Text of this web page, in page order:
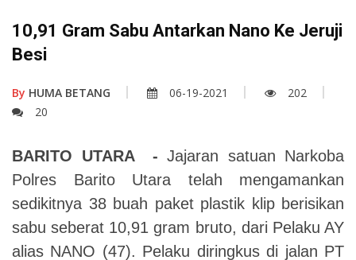
10,91 Gram Sabu Antarkan Nano Ke Jeruji
Besi
By HUMA BETANG 06-19-2021
202
20
BARITO UTARA - Jajaran satuan Narkoba
Polres Barito Utara telah mengamankan
sedikitnya 38 buah paket plastik klip berisikan
sabu seberat 10,91 gram bruto, dari Pelaku AY
alias NANO (47). Pelaku diringkus di jalan PT